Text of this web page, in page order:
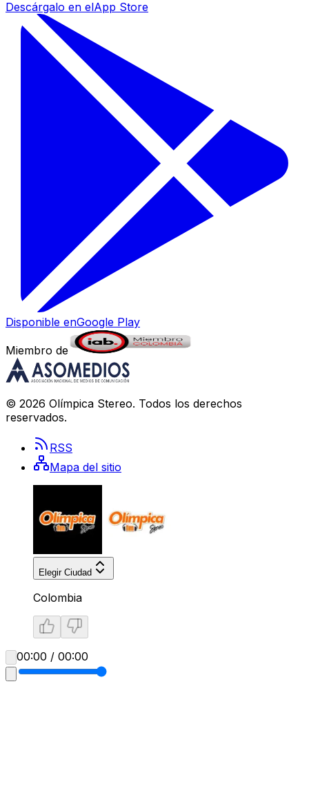
Descárgalo en elApp Store
Disponible enGoogle Play
Miembro de
© 2026 Olímpica Stereo. Todos los derechos
reservados.
RSS
Mapa del sitio
Elegir Ciudad
Colombia
00:00 / 00:00